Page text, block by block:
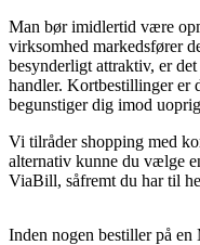
Man bør imidlertid være
virksomhed markedsfører
besynderligt attraktiv, er
handler. Kortbestillinger er
begunstiger dig imod
Vi tilråder shopping med
alternativ kunne du vælge
ViaBill, såfremt du har til
Inden nogen bestiller på